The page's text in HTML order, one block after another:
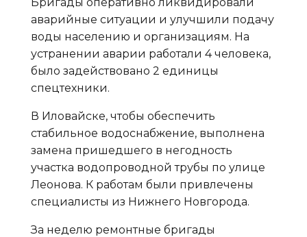
аварийные ситуации и улучшили подачу
воды населению и организациям. На
устранении аварии работали 4 человека,
было задействовано 2 единицы
спецтехники.
В Иловайске, чтобы обеспечить
стабильное водоснабжение, выполнена
замена пришедшего в негодность
участка водопроводной трубы по улице
Леонова. К работам были привлечены
специалисты из Нижнего Новгорода.
За неделю ремонтные бригады